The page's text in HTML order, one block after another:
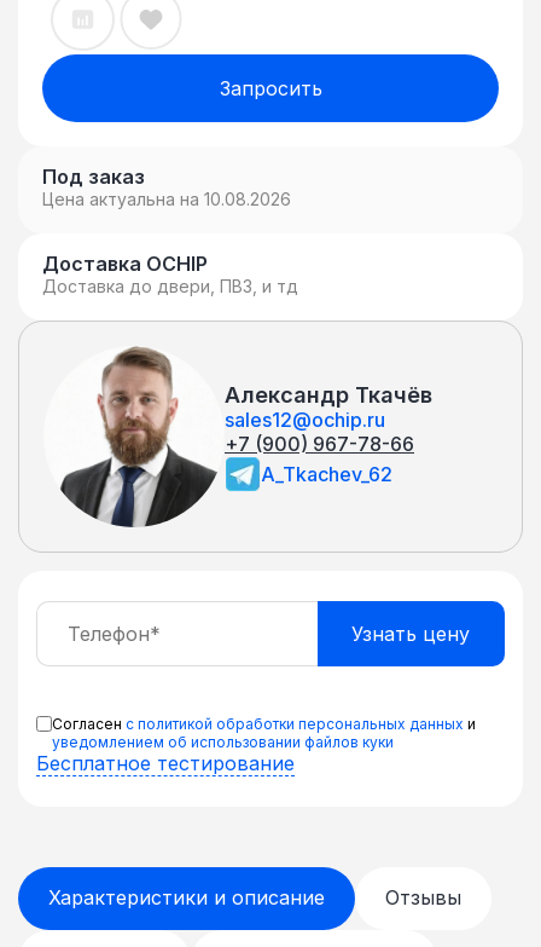
Запросить
Под заказ
Цена актуальна на 10.08.2026
Доставка OCHIP
Доставка до двери, ПВЗ, и тд
Александр Ткачёв
sales12@ochip.ru
+7 (900) 967-78-66
A_Tkachev_62
Согласен с политикой обработки персональных данных и
уведомлением об использовании файлов куки
Бесплатное тестирование
Характеристики и описание Отзывы